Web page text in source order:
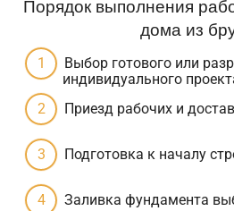
Порядок выполнения
дома из
Выбор готового или
индивидуального
Приезд рабочих и
Подготовка к началу
Заливка фундамента